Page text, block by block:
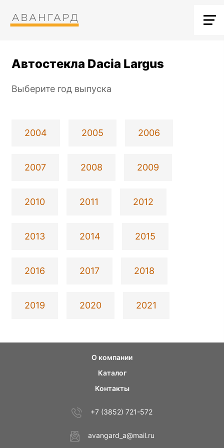
Автостекла Dacia Largus
Выберите год выпуска
2004 2005 2006
2007 2008 2009
2010 2011 2012
2013 2014 2015
2016 2017 2018
2019 2020 2021
О компании
Каталог
Контакты
+7 (3852) 721-572
avangard_a@mail.ru